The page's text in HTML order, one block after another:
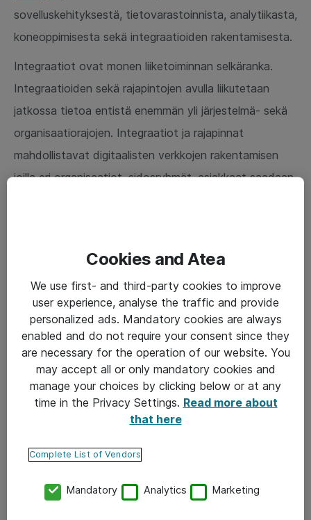
sovelluskehityksestä, tietovarastoinnista, analytiikasta,
koneoppimisesta sekä integraatioiden rakentamisesta.
Integraatiot ovat monen liiketoiminnan selkäranka.
Integraatioiden sekä rajapintojen avulla liikutetaan
jatkossa tietoa entistä enemmän yli järjestelmä- sekä
organisaatiorajojen. Integraatiot ja rajapinnat
mahdollistavat digitaalisten verkkojen rakentamisen
joilla eri organisaatiot, sidosryhmät, asiakkaat saadaan
paremman asiakaspalvelun tuottamiseen.
liiketoimintajohto totesi muutamia vuosia
sitten, että heidän nykyinen arkkitehtuuri ei ole sillä
tasolla jolla saavutettaisiin kasvun tavoitteet. Puuilo
päätti uusia verkkokaupan ja lähtivät modernisoimaan
integraatioita. Me Ateana autoimme heitä
integraatioiden rakentamisessa keskitetyn alustan
päälle. Hyödyt hankkeesta ovat olleet merkittäviä,
joista voit lukea lisää Puuilon asiakastarinasta. Meillä
valmistavaan teollisuuteen.
Cookies and Atea
We use first- and third-party cookies to improve
user experience, analyse the traffic and provide
personalized ads. Mandatory cookies are always
enabled and do not require your consent since they
are necessary for the operation of our website. You
may accept all or only mandatory cookies and
manage your choices by clicking below or at any
time in the Privacy Settings. Read more about
that here
Complete List of Vendors
Mandatory Analytics Marketing